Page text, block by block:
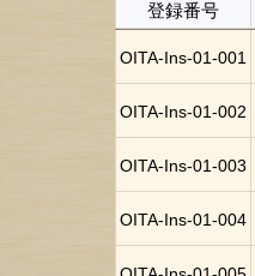
登録番号
OITA-Ins-01-001
OITA-Ins-01-002
OITA-Ins-01-003
OITA-Ins-01-004